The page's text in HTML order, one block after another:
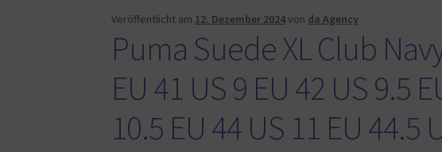
Veröffentlicht am 12. Dezember 2024von da Agency
Puma Suede XL Club
EU 41 US 9 EU 42 US 9.5
10.5 EU 44 US 11 EU 44.5